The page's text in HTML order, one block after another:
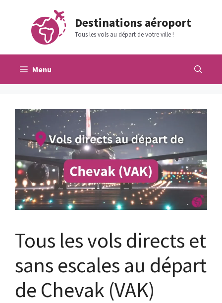
contenu
Destinations aéroport
Tous les vols au départ de votre ville !
Menu
Tous les vols directs et
sans escales au départ
de Chevak (VAK)